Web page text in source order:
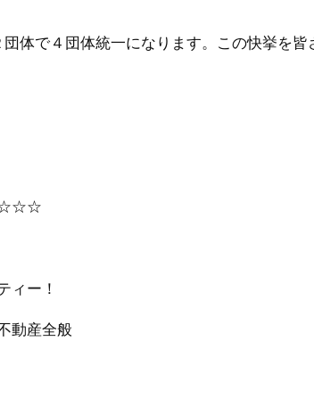
体で４団体統一になります。この快挙を皆
ィー！
動産全般